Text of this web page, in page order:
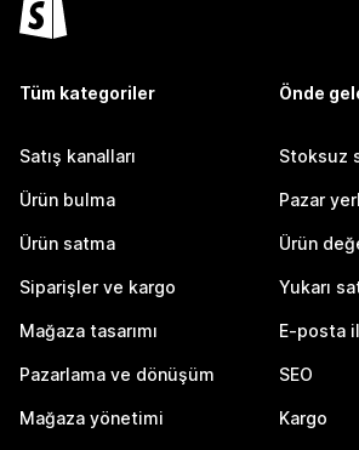
Tüm kategoriler
Satış kanalları
Ürün bulma
Ürün satma
Siparişler ve kargo
Mağaza tasarımı
Pazarlama ve dönüşüm
Mağaza yönetimi
Önde
Stoksuz
Pazar
Ürün
Yukarı
E-posta
SEO
Kargo